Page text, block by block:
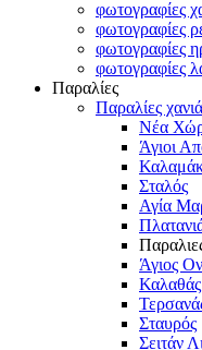
φωτογραφίες
φωτογραφίες
φωτογραφίες
φωτογραφίες
Παραλίες
Παραλίες
Νέα
Άγιοι
Σταλός
Αγία
Άγιος
Καλαθάς
Σταυρός
Σειτάν